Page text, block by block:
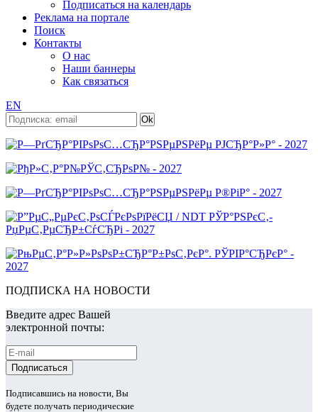
Подписаться на календарь
Реклама на портале
Поиск
Контакты
О нас
Наши баннеры
Как связаться
EN
ПОДПИСКА НА НОВОСТИ
Введите адрес Вашей
электронной почты:
Подписавшись на новости, Вы
будете получать периодические